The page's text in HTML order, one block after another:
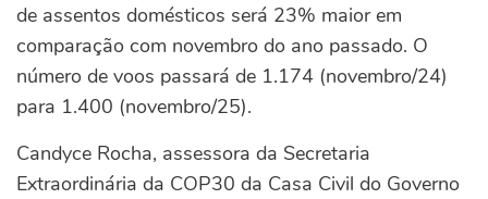
de assentos domésticos será 23% maior em
comparação com novembro do ano passado. O
número de voos passará de 1.174 (novembro/24)
para 1.400 (novembro/25).
Candyce Rocha, assessora da Secretaria
Extraordinária da COP30 da Casa Civil do Governo